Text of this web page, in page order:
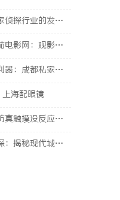
业的发展与应用全景
体验与平台优势深度探讨
私家侦探服务全解析
海配眼镜
画面卡顿？立方幻境破解难题
代城市的隐秘守护者